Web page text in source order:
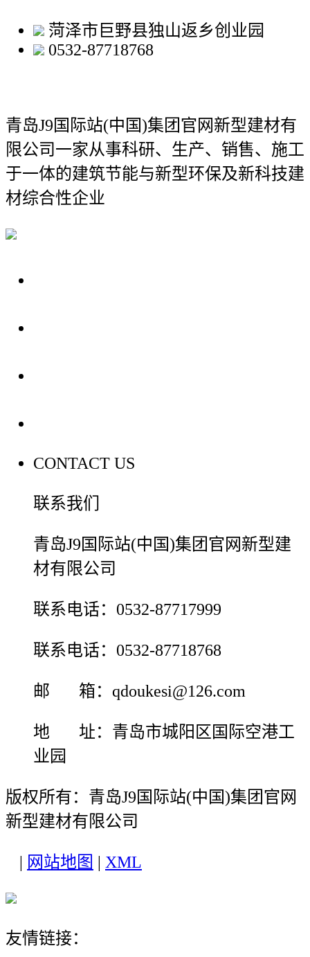
菏泽市巨野县独山返乡创业园
0532-87718768
青岛J9国际站(中国)集团官网新型建材有
限公司一家从事科研、生产、销售、施工
于一体的建筑节能与新型环保及新科技建
材综合性企业
CONTACT US
联系我们
青岛J9国际站(中国)集团官网新型建
材有限公司
联系电话：0532-87717999
联系电话：0532-87718768
邮 箱：qdoukesi@126.com
地 址：青岛市城阳区国际空港工
业园
版权所有：青岛J9国际站(中国)集团官网
新型建材有限公司
网站地图 XML
友情链接：